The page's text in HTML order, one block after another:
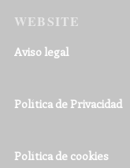
WEBSITE
Aviso legal
Política de Privacidad
Política de cookies